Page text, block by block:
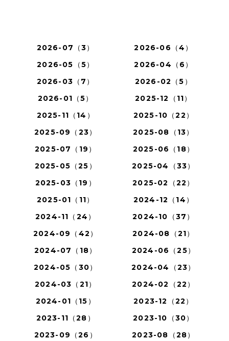
2026-07（3）
2026-06（4）
2026-05（5）
2026-04（6）
2026-03（7）
2026-02（5）
2026-01（5）
2025-12（11）
2025-11（14）
2025-10（22）
2025-09（23）
2025-08（13）
2025-07（19）
2025-06（18）
2025-05（25）
2025-04（33）
2025-03（19）
2025-02（22）
2025-01（11）
2024-12（14）
2024-11（24）
2024-10（37）
2024-09（42）
2024-08（21）
2024-07（18）
2024-06（25）
2024-05（30）
2024-04（23）
2024-03（21）
2024-02（22）
2024-01（15）
2023-12（22）
2023-11（28）
2023-10（30）
2023-09（26）
2023-08（28）